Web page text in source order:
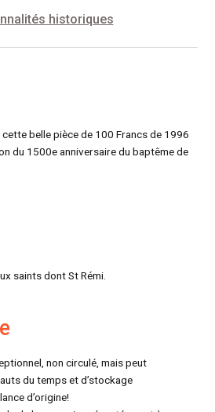
historiques
belle pièce de 100 Francs de 1996
du 1500e anniversaire du baptême de
saints dont St Rémi.
non circulé, mais peut
du temps et d’stockage
d’origine!